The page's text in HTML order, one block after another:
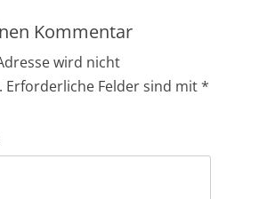
Kommentar
wird nicht
Erforderliche Felder sind mit*